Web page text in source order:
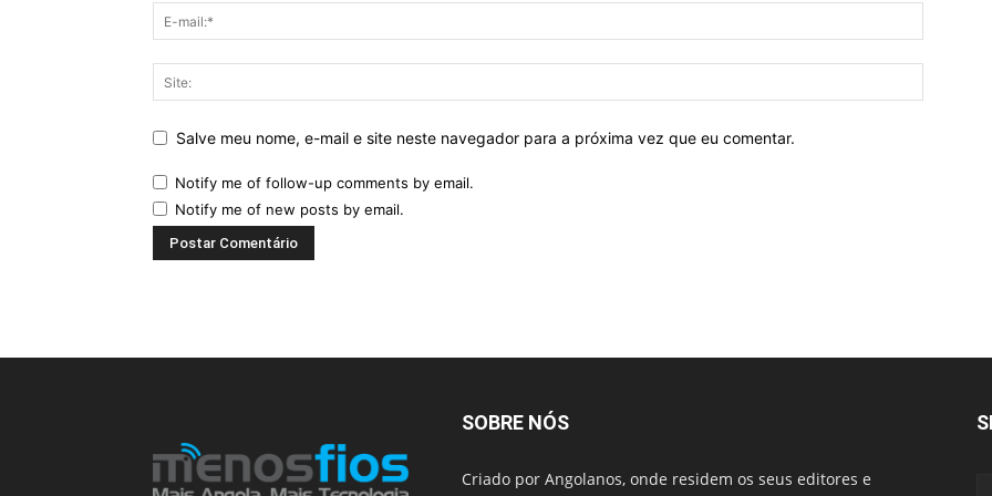
Salve meu nome, e-mail e site neste navegador para a próxima vez que eu comentar.
Notify me of follow-up comments by email.
Notify me of new posts by email.
SOBRE NÓS
Criado por Angolanos, onde residem os seus editores e